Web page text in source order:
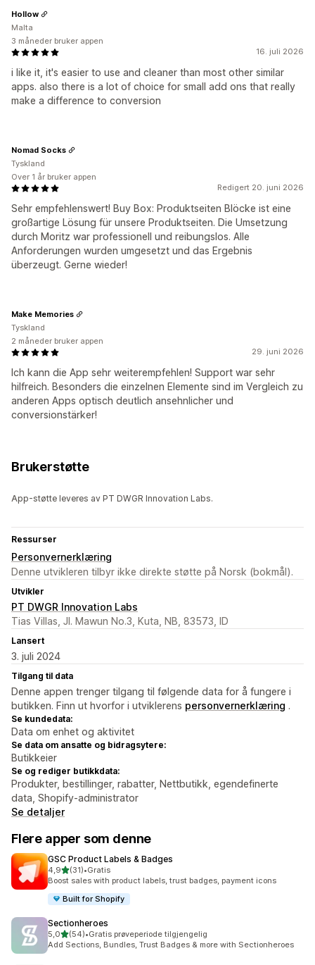
16. juli 2026
i like it, it's easier to use and cleaner than most other similar
apps. also there is a lot of choice for small add ons that really
make a difference to conversion
Hollow
Malta
3 måneder bruker appen
Redigert 20. juni 2026
Sehr empfehlenswert! Buy Box: Produktseiten Blöcke ist eine
großartige Lösung für unsere Produktseiten. Die Umsetzung
durch Moritz war professionell und reibungslos. Alle
Anforderungen wurden umgesetzt und das Ergebnis
überzeugt. Gerne wieder!
Nomad Socks
Tyskland
Over 1 år bruker appen
29. juni 2026
Ich kann die App sehr weiterempfehlen! Support war sehr
hilfreich. Besonders die einzelnen Elemente sind im Vergleich zu
anderen Apps optisch deutlich ansehnlicher und
conversionstärker!
Make Memories
Tyskland
2 måneder bruker appen
Brukerstøtte
App-støtte leveres av PT DWGR Innovation Labs.
Ressurser
Personvernerklæring
Denne utvikleren tilbyr ikke direkte støtte på Norsk (bokmål).
Utvikler
PT DWGR Innovation Labs
Tias Villas, Jl. Mawun No.3, Kuta, NB, 83573, ID
Lansert
3. juli 2024
Tilgang til data
Denne appen trenger tilgang til følgende data for å fungere i
butikken. Finn ut hvorfor i utviklerens personvernerklæring .
Se kundedata:
Data om enhet og aktivitet
Se data om ansatte og bidragsytere:
Butikkeier
Se og rediger butikkdata:
Produkter, bestillinger, rabatter, Nettbutikk, egendefinerte
data, Shopify-administrator
Se detaljer
Flere apper som denne
GSC Product Labels & Badges
4,9av 5 stjerner
(31)
Totalt 31 omtaler
•Gratis
Boost sales with product labels, trust badges, payment icons
Built for Shopify
Sectionheroes
5,0av 5 stjerner
(54)
Totalt 54 omtaler
•Gratis prøveperiode tilgjengelig
Add Sections, Bundles, Trust Badges & more with Sectionheroes